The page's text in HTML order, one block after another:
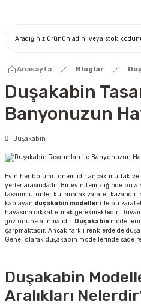
Anasayfa Bloglar
Duşakabin
Banyonuzun
Duşakabin
Evin her bölümü önemlidir ancak mutfak
yerler arasındadır. Bir evin temizliğinde bu
tasarım ürünler kullanarak zarafet
kaplayan duşakabin modelleriile bu
havasına dikkat etmek gerekmektedir.
göz önüne alınmalıdır. Duşakabin
çarpmaktadır. Ancak farklı renklerde de
Genel olarak duşakabin modellerinde sade
Duşakabin
Aralıkları